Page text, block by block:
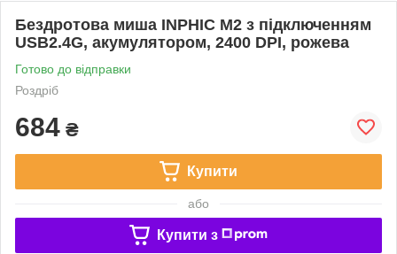
Бездротова миша INPHIC M2 з підключенням
USB2.4G, акумулятором, 2400 DPI, рожева
Готово до відправки
Роздріб
684 ₴
Купити
або
Купити з